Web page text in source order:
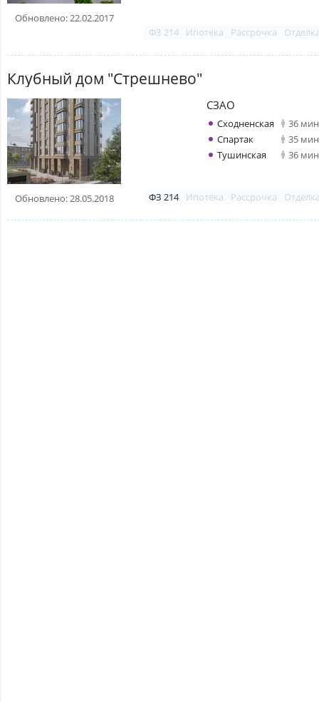
Обновлено: 22.02.2017
ФЗ 214 Ипотека Рассрочка
Клубный дом "Стрешнево"
Обновлено: 28.05.2018
СЗАО
Сходненская
36 мин
Спартак
35 мин
Тушинская
36 мин
ФЗ 214 Ипотека Рассрочка